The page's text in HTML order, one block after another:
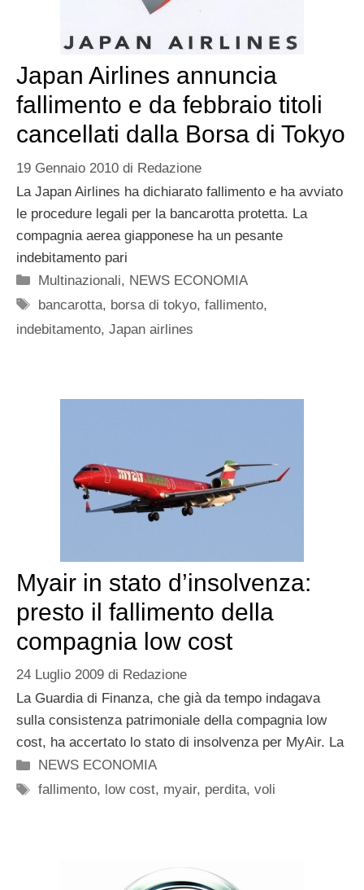
Japan Airlines annuncia
fallimento e da febbraio titoli
cancellati dalla Borsa di Tokyo
19 Gennaio 2010 di Redazione
La Japan Airlines ha dichiarato fallimento e ha avviato
le procedure legali per la bancarotta protetta. La
compagnia aerea giapponese ha un pesante
indebitamento pari
Categorie
Multinazionali, NEWS ECONOMIA
Tag
bancarotta, borsa di tokyo,fallimento,
indebitamento, Japan airlines
Myair in stato d’insolvenza:
presto il fallimento della
compagnia low cost
24 Luglio 2009 di Redazione
La Guardia di Finanza, che già da tempo indagava
sulla consistenza patrimoniale della compagnia low
cost, ha accertato lo stato di insolvenza per MyAir. La
Categorie
NEWS ECONOMIA
Tag
fallimento, low cost, myair, perdita,voli